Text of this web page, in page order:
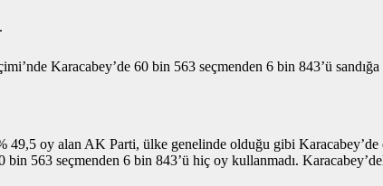
Karacabey’de 60 bin 563 seçmenden 6 bin 843’ü
oy alan AK Parti, ülke genelinde olduğu gibi
563 seçmenden 6 bin 843’ü hiç oy kullanmadı.